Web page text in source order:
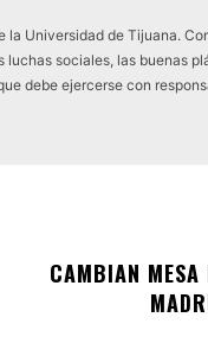
Universidad de Tijuana.
sociales, las buenas
debe ejercerse con
CAMBIAN MESA